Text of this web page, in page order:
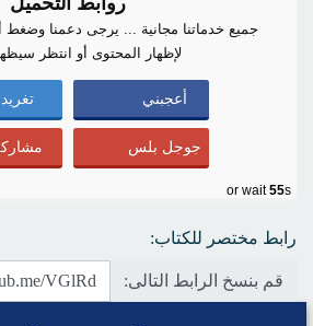
جميع خدماتنا مجانية ... يرجى دعمنا وضغط
لإظهار المحتوى أو انتظر سيظهر
أعجبني تغريد
جوجل بلس
or wait55s
رابط مختصر للكتاب:
قم بنسخ الرابط التالى: